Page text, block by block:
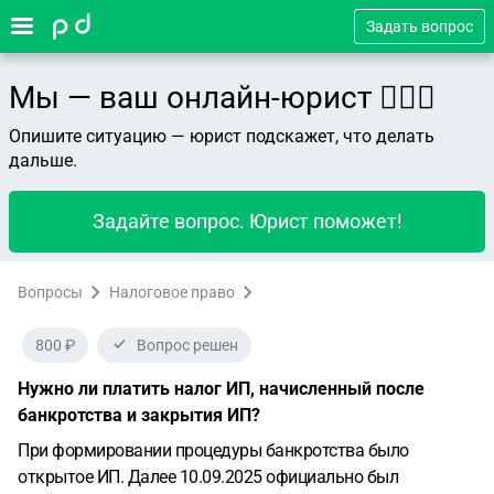
Задать вопрос
Мы — ваш онлайн-юрист 👨🏻‍⚖️
Опишите ситуацию — юрист подскажет, что делать
дальше.
Задайте вопрос. Юрист поможет!
Вопросы Налоговое право
800 ₽ Вопрос решен
Нужно ли платить налог ИП, начисленный после
банкротства и закрытия ИП?
При формировании процедуры банкротства было
открытое ИП. Далее 10.09.2025 официально был